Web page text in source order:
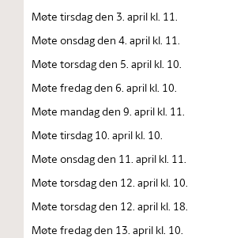
Møte tirsdag den 3. april kl. 11.
Møte onsdag den 4. april kl. 11.
Møte torsdag den 5. april kl. 10.
Møte fredag den 6. april kl. 10.
Møte mandag den 9. april kl. 11.
Møte tirsdag 10. april kl. 10.
Møte onsdag den 11. april kl. 11.
Møte torsdag den 12. april kl. 10.
Møte torsdag den 12. april kl. 18.
Møte fredag den 13. april kl. 10.